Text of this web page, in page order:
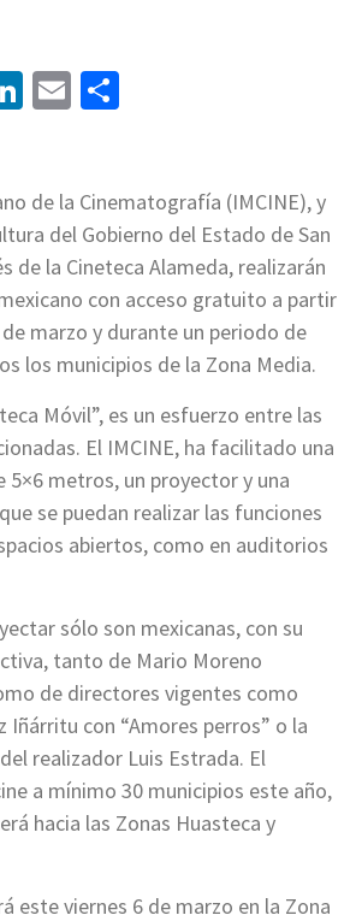
LinkedIn
Email
de la Cinematografía (IMCINE), y
del Gobierno del Estado de San
de la Cineteca Alameda, realizarán
con acceso gratuito a partir
marzo y durante un periodo de
los municipios de la Zona Media.
Móvil”, es un esfuerzo entre las
El IMCINE, ha facilitado una
5×6 metros, un proyector y una
se puedan realizar las funciones
abiertos, como en auditorios
sólo son mexicanas, con su
tanto de Mario Moreno
de directores vigentes como
Iñárritu con “Amores perros” o la
realizador Luis Estrada. El
a mínimo 30 municipios este año,
hacia las Zonas Huasteca y
este viernes 6 de marzo en la Zona